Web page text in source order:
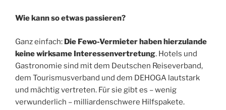
Wie kann so etwas passieren?
Ganz einfach: Die Fewo-Vermieter haben hierzulande
keine wirksame Interessenvertretung. Hotels und
Gastronomie sind mit dem Deutschen Reiseverband,
dem Tourismusverband und dem DEHOGA lautstark
und mächtig vertreten. Für sie gibt es – wenig
verwunderlich – milliardenschwere Hilfspakete.